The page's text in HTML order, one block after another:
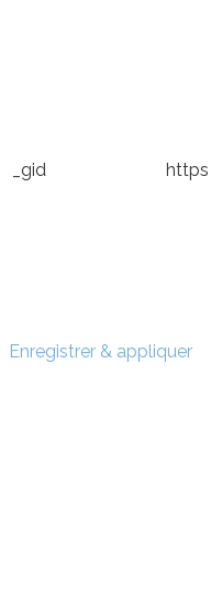
_gid https
Enregistrer & appliquer